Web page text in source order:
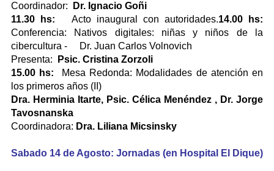
Coordinador:
Dr. Ignacio Goñi
11.30 hs:
Acto inaugural con autoridades.14.00 hs:
Conferencia: Nativos digitales: niñas y niños de la
cibercultura - Dr. Juan Carlos Volnovich
Presenta:
Psic. Cristina Zorzoli
15.00 hs:
Mesa Redonda: Modalidades de atención en
los primeros años (II)
Dra. Herminia Itarte, Psic. Célica Menéndez , Dr. Jorge
Tavosnanska
Coordinadora: Dra. Liliana Micsinsky
Sabado 14 de Agosto: Jornadas (en Hospital El Dique)